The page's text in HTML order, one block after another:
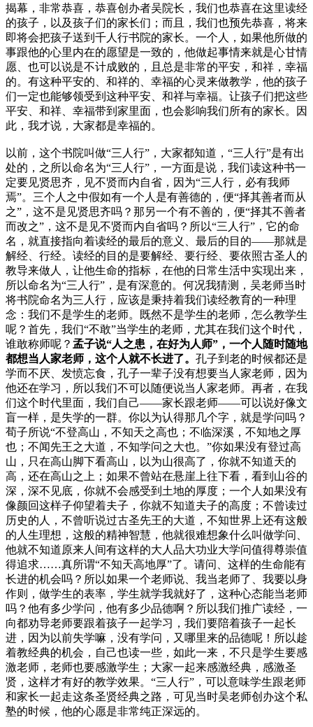
揭幕，非常恭喜，恭喜创办者吴院长，我们也恭喜在这里读经
的孩子，以及孩子们的家长们；而且，我们也预先恭喜，将来
即将会把孩子送到千人行书院的家长。一个人，如果他所做的
事跟他的心里内在的愿望是一致的，他做起事情来就是心甘情
愿、也可以说是不计成败的，且总是非常的平安，和祥，幸福
的。有这种平安的、和祥的、幸福的心灵来做教学，他的孩子
们一定也能够领受到这种平安、和祥与幸福。让孩子们把这些
平安、和祥、幸福带到家里面，也会影响我们所有的家长。因
此，我才说，大家都是幸福的。
以前，这个书院叫做“三人行”，大家都知道，“三人行”是有出
处的，之所以命名为“三人行”，一方面是说，我们读这种书一
定要见贤思齐，见不贤而内自省，因为“三人行，必有我师
焉”。三个人之中假如有一个人是有善德的，便“择其善者而从
之”，这不是见贤思齐吗？那另一个有不善的，便“择其不善者
而改之”，这不是见不贤而内自省吗？所以“三人行”，它的命
名，就直接指向着读经的最后的意义、最后的目的——那就是
解经、行经。读经的目的是要解经、要行经、要依照古圣人的
教导来做人，让他生命的指标，在他的日常生活中实现出来，
所以命名为“三人行”，是有深意的。何况我猜测，吴老师当时
将书院命名为三人行，应该是秉持着我们读经教育的一种理
念：我们不是学生的老师。既然不是学生的老师，怎么教学生
呢？首先，我们“不敢”当学生的老师，尤其在我们这个时代，
谁敢称师呢？ 孟子说“人之患，在好为人师”，一个人随时随地
都想当人家老师，这个人就不长进了。 孔子到老的时候都还是
学而不厌、发愤忘食，孔子一辈子没有想要当人家老师，因为
他还在学习，所以我们不可以随便说当人家老师。再者，在我
们这个时代里面，我们自己——家长跟老师——可以说好像文
盲一样，是失学的一群。你以为认得那几个字，就是学问吗？
荀子所说“不登高山，不知天之高也；不临深溪，不知地之厚
也；不闻先王之大道，不知学问之大也。”你如果没有登过高
山，只在高山脚下看高山，以为山很高了，你就不知道天的
高，还在高山之上；如果不曾站在悬崖上往下看，看到山谷的
深，深不见底，你就不会感受到土地的厚度；一个人如果没有
像颜回这样子仰望着夫子，你就不知道夫子的高度；不曾读过
历史的人，不曾听说过古圣先王的大道，不知世界上还有这般
的人生理想，这般的精神智慧，他就很难想象什么叫做学问、
他就不知道原来人间有这样的大人品大功业大学问值得尊崇值
得追求……真所谓“不知天高地厚”了。请问、这样的生命能有
长进的机会吗？所以如果一个老师说、我当老师了、我要以身
作则，做学生的表率，学生就学我就好了，这种心态能当老师
吗？他有多少学问，他有多少品德啊？所以我们推广读经，一
向都劝导老师要跟着孩子一起学习，我们要陪着孩子一起长
进，因为以前失学嘛，没有学问，又哪里来的品德呢！所以趁
着教经典的机会，自己也读一些，如此一来，不只是学生要感
激老师，老师也要感激学生；大家一起来感激经典，感激圣
贤，这样才有好的教学效果。“三人行”，可以意味学生跟老师
和家长一起走这条圣贤经典之路，可见当时吴老师创办这个私
塾的时候，他的心愿是非常纯正深远的。